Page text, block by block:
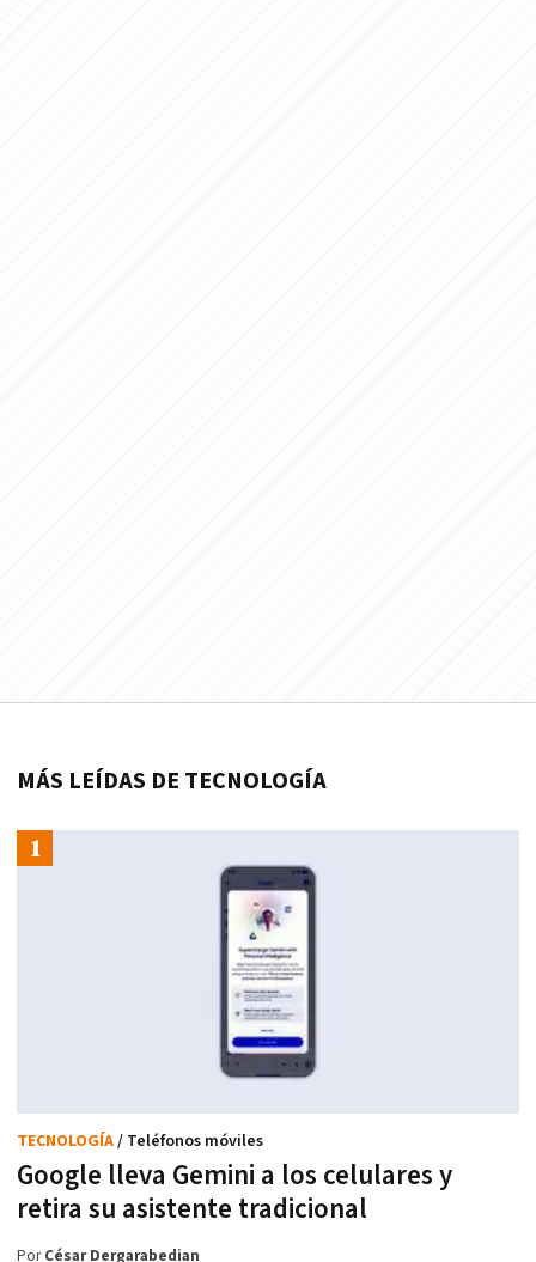
MÁS LEÍDAS DE TECNOLOGÍA
Google lleva Gemini a los celulares y
retira su asistente tradicional
TECNOLOGÍA/ Teléfonos móviles
PorCésar Dergarabedian